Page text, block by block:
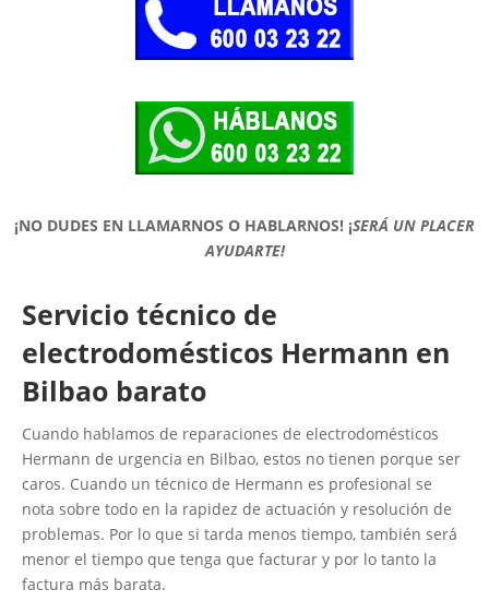
¡NO DUDES EN LLAMARNOS O HABLARNOS! ¡SERÁ UN PLACER
AYUDARTE!
Servicio técnico de
electrodomésticos Hermann en
Bilbao barato
Cuando hablamos de reparaciones de electrodomésticos
Hermann de urgencia en Bilbao, estos no tienen porque ser
caros. Cuando un técnico de Hermann es profesional se
nota sobre todo en la rapidez de actuación y resolución de
problemas. Por lo que si tarda menos tiempo, también será
menor el tiempo que tenga que facturar y por lo tanto la
factura más barata.